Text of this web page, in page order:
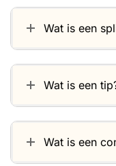
Wat is een
Wat is een
Wat is een